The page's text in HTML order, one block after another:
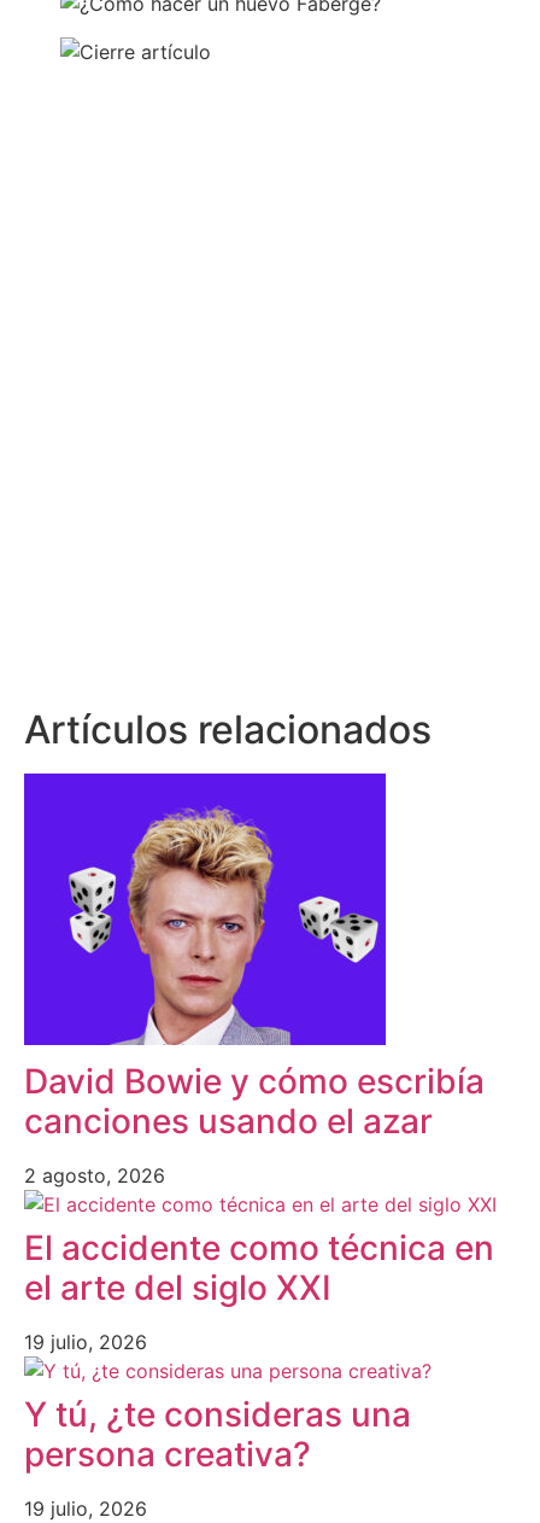
Artículos relacionados
David Bowie y cómo escribía
canciones usando el azar
2 agosto, 2026
El accidente como técnica en
el arte del siglo XXI
19 julio, 2026
Y tú, ¿te consideras una
persona creativa?
19 julio, 2026